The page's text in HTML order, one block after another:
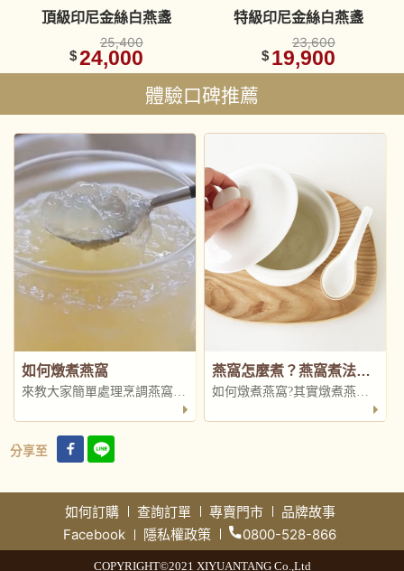
頂級印尼金絲白燕盞
25,400
$24,000
特級印尼金絲白燕盞
23,600
$ 19,900
體驗口碑推薦
如何燉煮燕窩
來教大家簡單處理烹調燕窩，
只要挪出一點時間，自製燕窩
真的非常簡單，且風味更是新
鮮甘醇，甜度也可以自己來調
燕窩怎麼煮？燕窩煮法4步驟教學，燉煮秘訣與食用方法完整告訴你
如何燉煮燕窩?其實燉煮燕窩
分享至
如何訂購 查詢訂單 專賣門市
品牌故事
Facebook
隱私權政策 0800-528-866
COPYRIGHT©2021 XIYUANTANG Co.,Ltd